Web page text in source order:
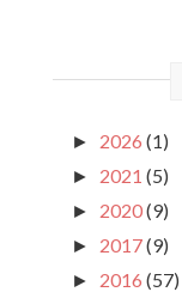
► 2026 (1)
► 2021 (5)
► 2020(9)
► 2017(9)
► 2016 (57)